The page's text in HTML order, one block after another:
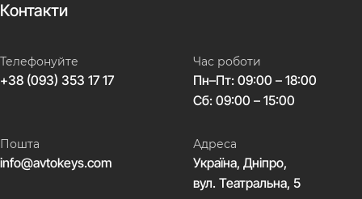
Контакти
Телефонуйте
+38 (093) 353 17 17
Час роботи
Пн–Пт: 09:00 – 18:00
Сб: 09:00 – 15:00
Пошта
info@avtokeys.com
Адреса
Україна, Дніпро,
вул. Театральна, 5